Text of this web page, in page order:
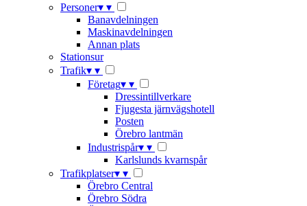
Personer▾ ▾
Banavdelningen
Maskinavdelningen
Annan plats
Stationsur
Trafik▾ ▾
Företag▾ ▾
Dressintillverkare
Fjugesta järnvägshotell
Posten
Örebro lantmän
Industrispår▾ ▾
Karlslunds kvarnspår
Trafikplatser▾ ▾
Örebro Central
Örebro Södra